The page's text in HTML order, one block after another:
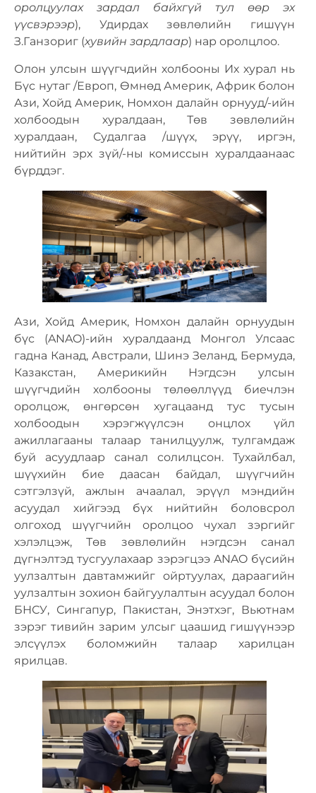
оролцуулах зардал байхгүй тул өөр эх
үүсвэрээр), Удирдах зөвлөлийн гишүүн
З.Ганзориг (хувийн зардлаар) нар оролцлоо.
Олон улсын шүүгчдийн холбооны Их хурал нь
Бүс нутаг /Европ, Өмнөд Америк, Африк болон
Ази, Хойд Америк, Номхон далайн орнууд/-ийн
холбоодын хуралдаан, Төв зөвлөлийн
хуралдаан, Судалгаа /шүүх, эрүү, иргэн,
нийтийн эрх зүй/-ны комиссын хуралдаанаас
бүрддэг.
Ази, Хойд Америк, Номхон далайн орнуудын
бүс (ANAO)-ийн хуралдаанд Монгол Улсаас
гадна Канад, Австрали, Шинэ Зеланд, Бермуда,
Казакстан, Америкийн Нэгдсэн улсын
шүүгчдийн холбооны төлөөллүүд биечлэн
оролцож, өнгөрсөн хугацаанд тус тусын
холбоодын хэрэгжүүлсэн онцлох үйл
ажиллагааны талаар танилцуулж, тулгамдаж
буй асуудлаар санал солилцсон. Тухайлбал,
шүүхийн бие даасан байдал, шүүгчийн
сэтгэлзүй, ажлын ачаалал, эрүүл мэндийн
асуудал хийгээд бүх нийтийн боловсрол
олгоход шүүгчийн оролцоо чухал зэргийг
хэлэлцэж, Төв зөвлөлийн нэгдсэн санал
дүгнэлтэд тусгуулахаар зэрэгцээ ANAO бүсийн
уулзалтын давтамжийг ойртуулах, дараагийн
уулзалтын зохион байгуулалтын асуудал болон
БНСУ, Сингапур, Пакистан, Энэтхэг, Вьютнам
зэрэг тивийн зарим улсыг цаашид гишүүнээр
элсүүлэх боломжийн талаар харилцан
ярилцав.